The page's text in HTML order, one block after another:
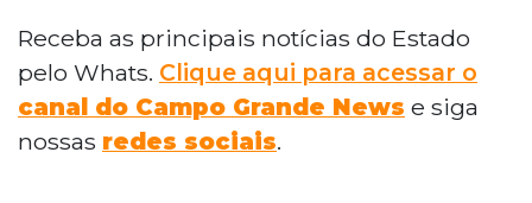
Receba as principais notícias do Estado
pelo Whats. Clique aqui para acessar o
canal do Campo Grande News e siga
nossas redes sociais.